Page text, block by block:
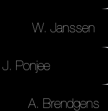
W. Janssen
J. Ponjee
A. Brendgens